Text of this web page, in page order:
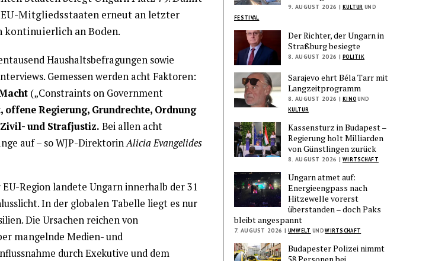
Mitgliedsstaaten erneut an letzter
kontinuierlich an Boden.
Haushaltsbefragungen sowie
Gemessen werden acht Faktoren:
(„Constraints on Government
Regierung, Grundrechte, Ordnung
und Strafjustiz. Bei allen acht
auf – so WJP-DirektorinAlicia Evangelides
Region landete Ungarn innerhalb der 31
In der globalen Tabelle liegt es nur
Die Ursachen reichen von
mangelnde Medien- und
durch Exekutive und dem
9. AUGUST 2026 | KULTUR UND
FESTIVAL
Der Richter, der Ungarn in
Straßburg besiegte
8. AUGUST 2026 | POLITIK
Sarajevo ehrt Béla Tarr mit
Langzeitprogramm
8. AUGUST 2026 | KINOUND
KULTUR
Kassensturz in Budapest –
Regierung holt Milliarden
von Günstlingen zurück
8. AUGUST 2026 | WIRTSCHAFT
Ungarn atmet auf:
Energieengpass nach
Hitzewelle vorerst
überstanden – doch Paks
bleibt angespannt
7. AUGUST 2026 | UMWELT UNDWIRTSCHAFT
Budapester Polizei nimmt